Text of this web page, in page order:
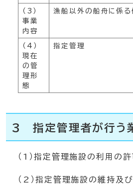
（3）
事業
内容
漁船以外の船舟に係
（4）
現在
の管
理形
態
指定管理
3 指定管理者が行う
（1）指定管理施設の利用の
（2）指定管理施設の維持及